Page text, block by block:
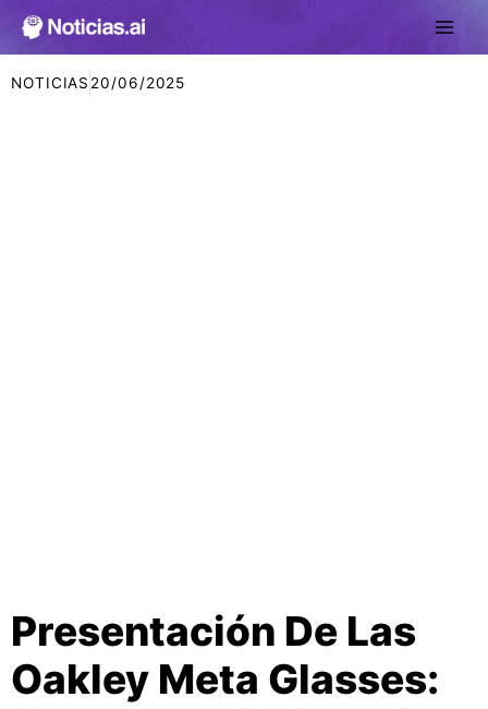
NOTICIAS 20/06/2025
Presentación De Las
Oakley Meta Glasses: